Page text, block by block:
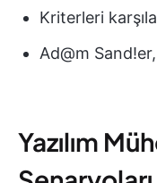
Kriterleri
Ad@m
Yazılım